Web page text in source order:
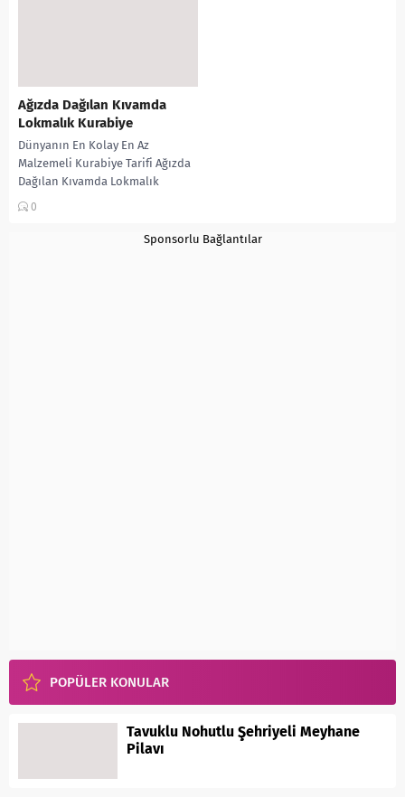
Ağızda Dağılan Kıvamda
Lokmalık Kurabiye
Dünyanın En Kolay En Az
Malzemeli Kurabiye Tarifi Ağızda
Dağılan Kıvamda Lokmalık
Kurabiye EsinAkanTarifleri 1 su
0
Sponsorlu Bağlantılar
POPÜLER KONULAR
Tavuklu Nohutlu Şehriyeli Meyhane
Pilavı